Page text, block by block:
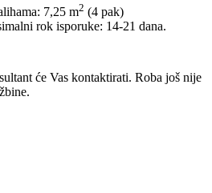
7,25 m2 (4 pak)
rok isporuke: 14-21 dana.
će Vas kontaktirati. Roba još nije